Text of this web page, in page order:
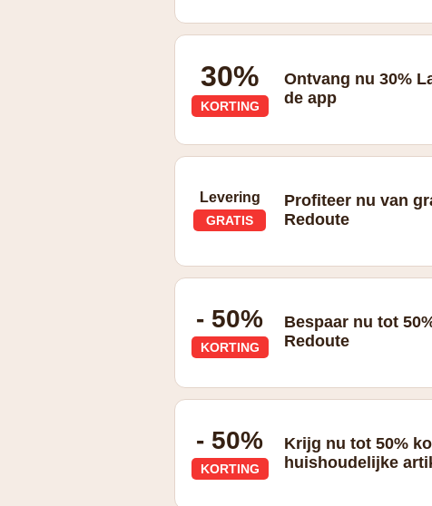
30%
KORTING
Ontvang nu 30%
de app
Levering
GRATIS
Profiteer nu van
Redoute
- 50%
KORTING
Bespaar nu tot
Redoute
- 50%
KORTING
Krijg nu tot 50%
huishoudelijke